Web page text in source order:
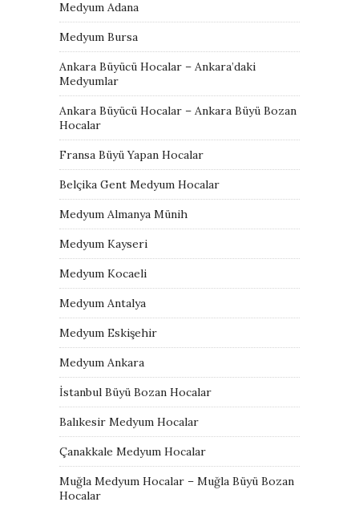
Medyum Adana
Medyum Bursa
Ankara Büyücü Hocalar – Ankara’daki
Medyumlar
Ankara Büyücü Hocalar – Ankara Büyü Bozan
Hocalar
Fransa Büyü Yapan Hocalar
Belçika Gent Medyum Hocalar
Medyum Almanya Münih
Medyum Kayseri
Medyum Kocaeli
Medyum Antalya
Medyum Eskişehir
Medyum Ankara
İstanbul Büyü Bozan Hocalar
Balıkesir Medyum Hocalar
Çanakkale Medyum Hocalar
Muğla Medyum Hocalar – Muğla Büyü Bozan
Hocalar